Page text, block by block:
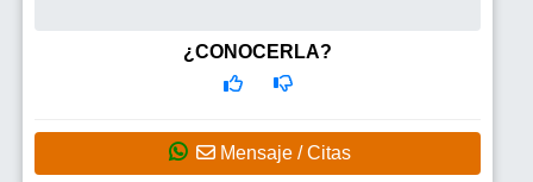
¿CONOCERLA?
Mensaje / Citas